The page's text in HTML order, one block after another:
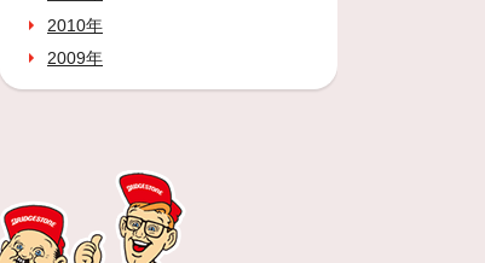
2010年
2009年